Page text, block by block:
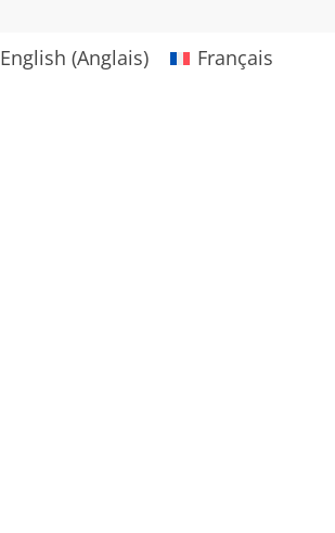
English (Anglais) Français